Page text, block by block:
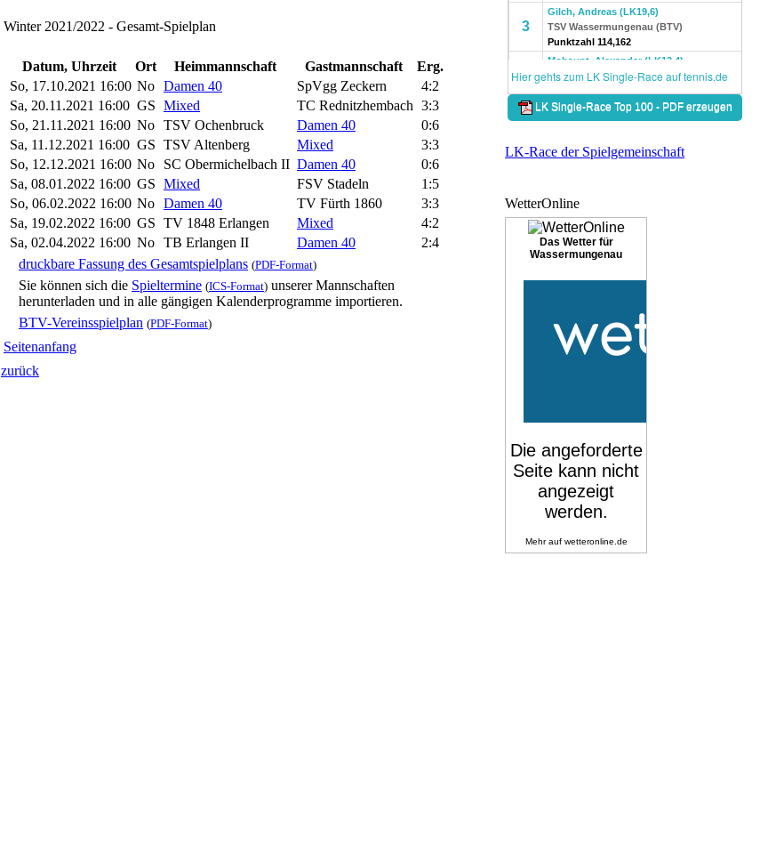
Winter 2021/2022 - Gesamt-Spielplan
Datum, Uhrzeit Ort Heimmannschaft Gastmannschaft
Erg.
So, 17.10.2021 16:00 No Damen 40 SpVgg Zeckern
4:2
Sa, 20.11.2021 16:00 GS Mixed TC Rednitzhembach 3:3
So, 21.11.2021 16:00 No TSV Ochenbruck Damen 40
0:6
Sa, 11.12.2021 16:00 GS TSV Altenberg Mixed
3:3
So, 12.12.2021 16:00 No SC Obermichelbach II Damen 40
0:6
Sa, 08.01.2022 16:00 GS Mixed FSV Stadeln
1:5
So, 06.02.2022 16:00 No Damen 40 TV Fürth 1860
3:3
Sa, 19.02.2022 16:00 GS TV 1848 Erlangen Mixed
4:2
Sa, 02.04.2022 16:00 No TB Erlangen II Damen 40
2:4
druckbare Fassung des Gesamtspielplans (PDF-Format)
Sie können sich die Spieltermine (ICS-Format) unserer Mannschaften
herunterladen und in alle gängigen Kalenderprogramme importieren.
BTV-Vereinsspielplan (PDF-Format)
Seitenanfang
zurück
LK-Race der Spielgemeinschaft
WetterOnline
Das Wetter für
Wassermungenau
Mehr auf wetteronline.de